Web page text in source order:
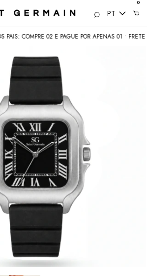
PT
0
COMPRE 02 E PAGUE POR APENAS 01 • FRETE